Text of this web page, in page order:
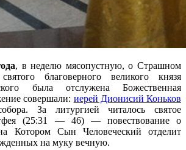
, в неделю мясопустную, о Страшном
благоверного великого князя
была отслужена Божественная
совершали: иерей Дионисий Коньков
За литургией читалось святое
(25:31 — 46) — повествование о
Котором Сын Человеческий отделит
на муку вечную.